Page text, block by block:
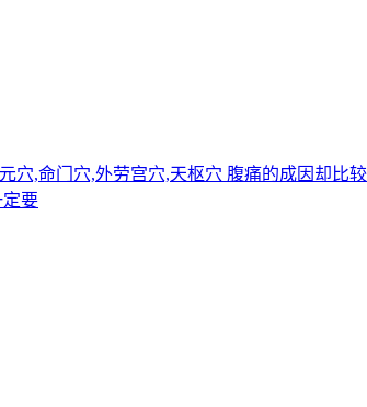
穴,命门穴,外劳宫穴,天枢穴 腹痛的成因却
要